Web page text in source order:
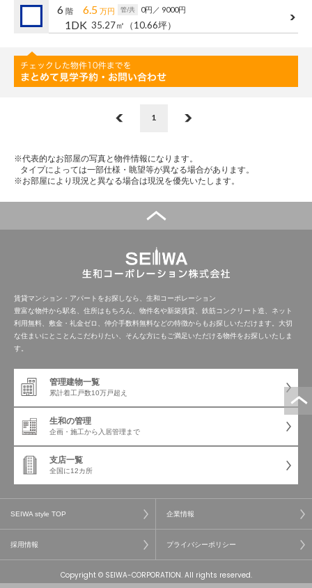
6 階 6.5 万円 管/共 0円 ／ 9000円
1DK 35.27㎡ （10.66坪）
1
※代表的なお部屋の写真と物件情報になります。
タイプによっては一部仕様・眺望等が異なる場合があります。
※お部屋により現況と異なる場合は現況を優先いたします。
賃貸マンション・アパートをお探しなら、生和コーポレーション
豊富な物件から駅名、住所はもちろん、物件名や新築賃貸、鉄筋コンクリート造、ネット
利用無料、敷金・礼金ゼロ、仲介手数料無料などの特徴からもお探しいただけます。大切
な住まいにとことんこだわりたい、そんな方にもご満足いただける物件をお探しいたしま
す。
管理建物一覧
累計着工戸数10万戸超え
生和の管理
企画・施工から 入居管理まで
支店一覧
全国に12カ所
SEIWA style TOP 企業情報
採用情報 プライバシーポリシー
Copyright © SEIWA-CORPORATION. All rights reserved.